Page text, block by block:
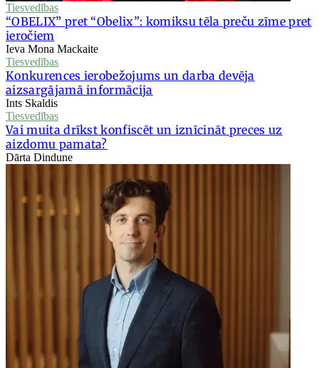
Tiesvedības
“OBELIX” pret “Obelix”: komiksu tēla preču zīme pret
ieročiem
Ieva Mona Mackaite
Tiesvedības
Konkurences ierobežojums un darba devēja
aizsargājamā informācija
Ints Skaldis
Tiesvedības
Vai muita drīkst konfiscēt un iznīcināt preces uz
aizdomu pamata?
Dārta Dindune